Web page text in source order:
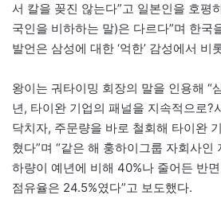
서 칼을 꽂진 않는다”고 일본인을 호평
국인을 비하하는 말)은 다르다”며 한국
발언은 삼성에 대한 ‘억한’ 감성에서 비
왕이는 궈타이밍 회장의 말을 인용해 “
년, 타이완 기업의 패널을 지속적으로?
닥치자, 주문량을 바로 철회해 타이완
혔다”며 “같은 해 훙하이그룹 자회사인
하량이 예년에 비해 40%나 줄어든 반
점유율은 24.5%였다”고 보도했다.